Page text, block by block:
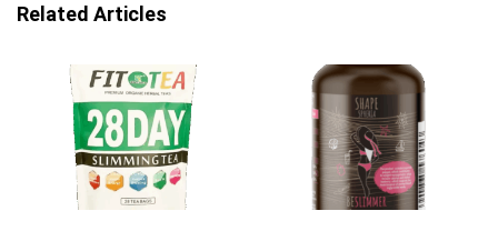
Related Articles